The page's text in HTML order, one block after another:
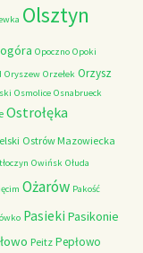
Olsztyn
Opoczno Opoki
Oryszew Orzełek Orzysz
Osmolice Osnabrueck
Ostrołęka
Ostrów Mazowiecka
Owińsk Ołuda
Ożarów Pakość
Pasieki Pasikonie
Peitz Pepłowo